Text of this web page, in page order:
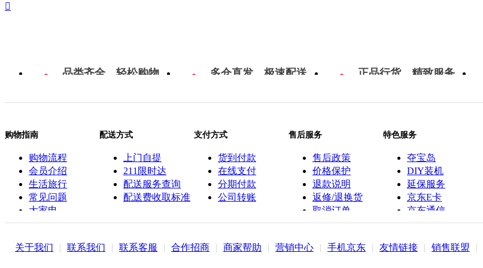

品类齐全，轻松购物 多仓直发，极速配送 正品行货，精致服务
购物指南
购物流程
会员介绍
生活旅行
常见问题
大家电
联系客服
配送方式
上门自提
211限时达
配送服务查询
配送费收取标准
支付方式
货到付款
在线支付
分期付款
公司转账
售后服务
售后政策
价格保护
退款说明
返修/退换货
取消订单
特色服务
夺宝岛
DIY装机
延保服务
京东E卡
京东通信
京鱼座智能
关于我们 | 联系我们 | 联系客服 | 合作招商 | 商家帮助 | 营销中心 | 手机京东 | 友情链接 | 销售联盟 |